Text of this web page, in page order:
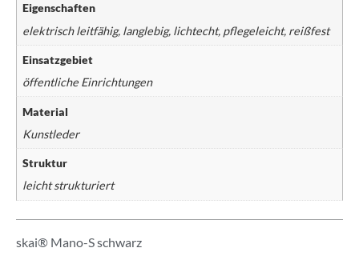
Eigenschaften
elektrisch leitfähig, langlebig, lichtecht, pflegeleicht, reißfest
Einsatzgebiet
öffentliche Einrichtungen
Material
Kunstleder
Struktur
leicht strukturiert
skai® Mano-S schwarz